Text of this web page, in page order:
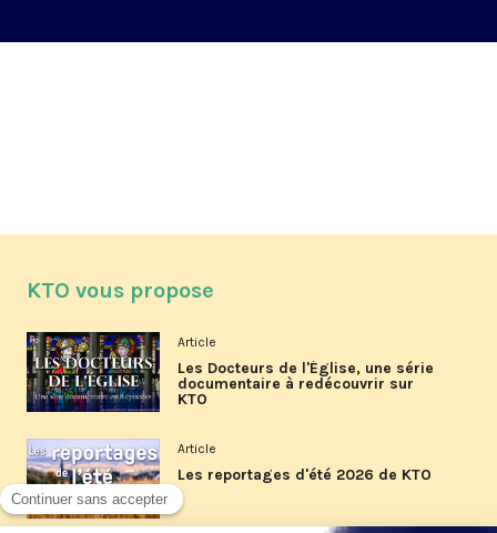
KTO vous propose
Article
Les Docteurs de l'Église, une série
documentaire à redécouvrir sur
KTO
Article
Les reportages d'été 2026 de KTO